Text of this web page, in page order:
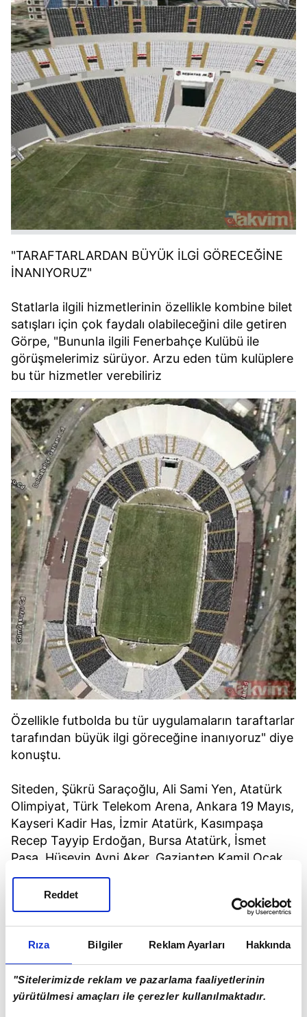
Rıza Bilgiler Reklam Ayarları Hakkında
"Sitelerimizde reklam ve pazarlama faaliyetlerinin
yürütülmesi amaçları ile çerezler kullanılmaktadır.
Reddet
"TARAFTARLARDAN BÜYÜK İLGİ GÖRECEĞİNE
İNANIYORUZ"
Statlarla ilgili hizmetlerinin özellikle kombine bilet
satışları için çok faydalı olabileceğini dile getiren
Görpe, "Bununla ilgili Fenerbahçe Kulübü ile
görüşmelerimiz sürüyor. Arzu eden tüm kulüplere
bu tür hizmetler verebiliriz
Özellikle futbolda bu tür uygulamaların taraftarlar
tarafından büyük ilgi göreceğine inanıyoruz" diye
konuştu.
Siteden, Şükrü Saraçoğlu, Ali Sami Yen, Atatürk
Olimpiyat, Türk Telekom Arena, Ankara 19 Mayıs,
Kayseri Kadir Has, İzmir Atatürk, Kasımpaşa
Recep Tayyip Erdoğan, Bursa Atatürk, İsmet
Paşa, Hüseyin Avni Aker, Gaziantep Kamil Ocak,
Denizli Atatürk, Manisa 19 Mayıs, Eskişehir
Atatürk, Sivas 4 Eylül, Antalya Atatürk statlarının
3 boyutlu görüntüleri izlenebiliyor